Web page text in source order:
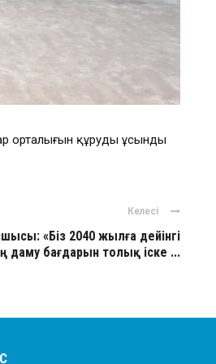
орталығын құруды ұсынды
Келесі
«Біз 2040 жылға дейінгі
даму бағдарын толық іске ...